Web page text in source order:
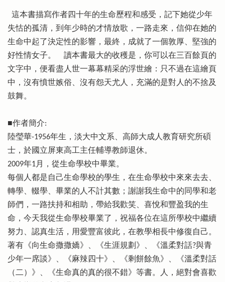
這本書描寫作者四十年的生命歷程和感受，記下她從少年
失怙的孤清，到年少時的才情放歌，一路走來，信仰在她的
生命中起了決定性的影響，最終，成就了一個敦厚、堅強的
好性情女子。 讀本書最大的收穫是，你可以在三百餘頁的
文字中，便看盡人世一幕幕精采的浮世繪：只不過在這繪頁
中，沒有憤世嫉俗、沒有怨天尤人，充滿的是對人的不捨及
鼓舞。
■作者簡介:
陸瑩華-1956年生，淡大中文系、高師大成人教育研究所碩
士，於國立屏東高工主任輔導教師退休。
2009年1月，從生命學校中畢業。
每個人都是自己生命學校的學生，在生命學校中來來去去、
轉學、輟學、畢業的人不計其數；謝謝我生命中的同學和老
師們，一路扶持和相助，帶給我歡笑、喜悅和豐盈我的生
命，今天我從生命學校畢業了，祝福各位在這所學校中繼續
努力、認真生活，用愛豐富彼此，在教學相長中修復自己。
著有《向生命撒撒嬌》、《生涯規劃》、《溫柔對話?與青
少年一席談》、《麻辣四十》、《剩餅餘魚》、《溫柔對話
（二）》、《生命真的真的很不錯》等書。人，絕對會喜歡